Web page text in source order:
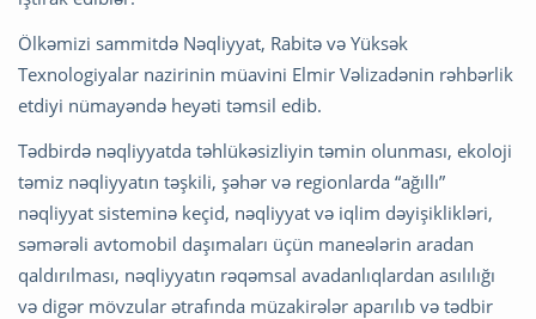
Ölkəmizi sammitdə Nəqliyyat, Rabitə və Yüksək
Texnologiyalar nazirinin müavini Elmir Vəlizadənin rəhbərlik
etdiyi nümayəndə heyəti təmsil edib.
Tədbirdə nəqliyyatda təhlükəsizliyin təmin olunması, ekoloji
təmiz nəqliyyatın təşkili, şəhər və regionlarda “ağıllı”
nəqliyyat sisteminə keçid, nəqliyyat və iqlim dəyişiklikləri,
səmərəli avtomobil daşımaları üçün maneələrin aradan
qaldırılması, nəqliyyatın rəqəmsal avadanlıqlardan asılılığı
və digər mövzular ətrafında müzakirələr aparılıb və tədbir